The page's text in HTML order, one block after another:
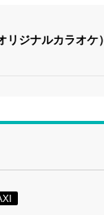
リジナルカラオケ）